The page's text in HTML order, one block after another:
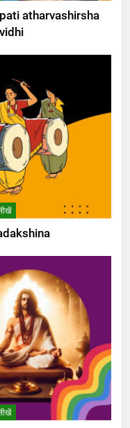
atharvashirsha
करने से पूर्व चुल्लू भर